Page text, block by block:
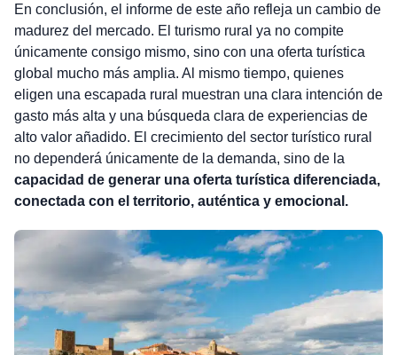
En conclusión, el informe de este año refleja un cambio de
madurez del mercado. El turismo rural ya no compite
únicamente consigo mismo, sino con una oferta turística
global mucho más amplia. Al mismo tiempo, quienes
eligen una escapada rural muestran una clara intención de
gasto más alta y una búsqueda clara de experiencias de
alto valor añadido. El crecimiento del sector turístico rural
no dependerá únicamente de la demanda, sino de la
capacidad de generar una oferta turística diferenciada,
conectada con el territorio, auténtica y emocional.